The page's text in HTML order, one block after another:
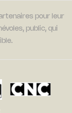
pour leur
public, qui